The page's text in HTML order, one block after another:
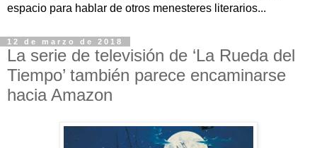
espacio para hablar de otros menesteres literarios...
12 de marzo de 2018
La serie de televisión de ‘La Rueda del
Tiempo’ también parece encaminarse
hacia Amazon